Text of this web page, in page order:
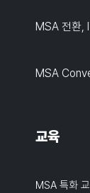
MSA 전환,
MSA
교육
MSA 특화